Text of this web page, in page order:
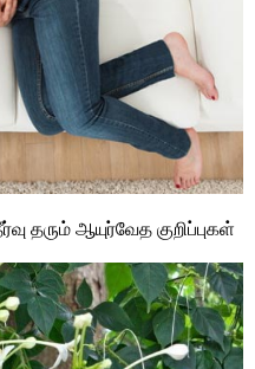
தரும் ஆயுர்வேத குறிப்புகள்